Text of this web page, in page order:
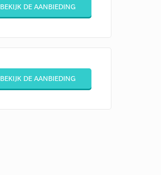
BEKIJK DE AANBIEDING
BEKIJK DE AANBIEDING